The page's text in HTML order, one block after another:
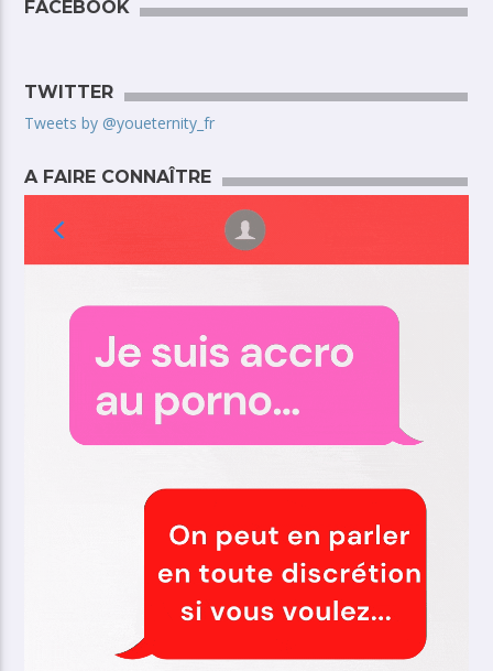
FACEBOOK
TWITTER
Tweets by @youeternity_fr
A FAIRE CONNAÎTRE